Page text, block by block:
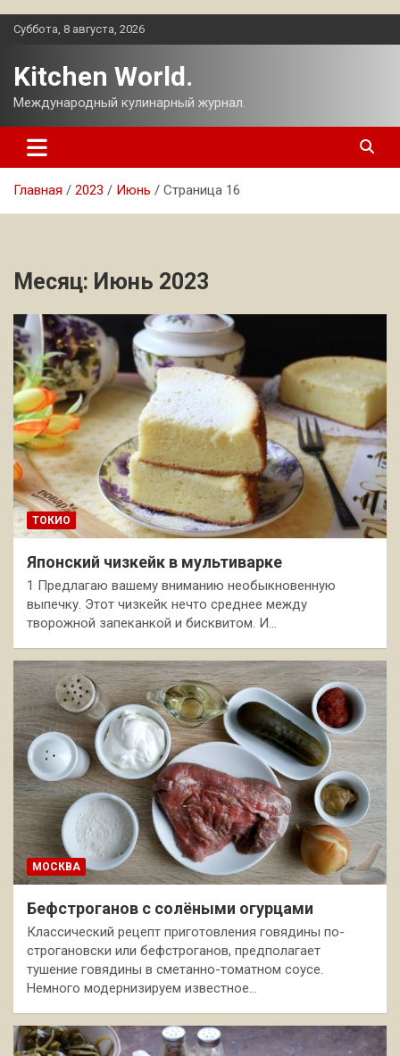
Перейти
Суббота, 8 августа, 2026
Kitchen World.
Международный кулинарный журнал.
Главная 2023 Июнь Страница 16
Месяц: Июнь 2023
ТОКИО
Японский чизкейк в мультиварке
1 Предлагаю вашему вниманию необыкновенную
выпечку. Этот чизкейк нечто среднее между
творожной запеканкой и бисквитом. И…
МОСКВА
Бефстроганов с солёными огурцами
Классический рецепт приготовления говядины по-
строгановски или бефстроганов, предполагает
тушение говядины в сметанно-томатном соусе.
Немного модернизируем известное…